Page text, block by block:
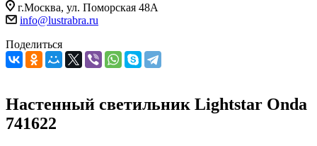
г.Москва, ул. Поморская 48А
info@lustrabra.ru
Поделиться
Настенный светильник Lightstar Onda
741622